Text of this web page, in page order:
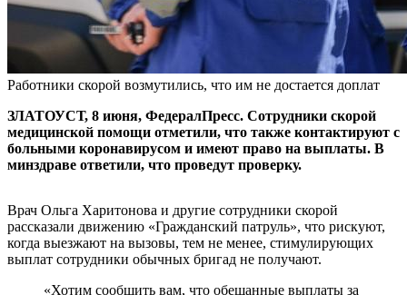
Работники скорой возмутились, что им не достается доплат
ЗЛАТОУСТ, 8 июня, ФедералПресс. Сотрудники скорой
медицинской помощи отметили, что также контактируют с
больными коронавирусом и имеют право на выплаты. В
минздраве ответили, что проведут проверку.
Врач Ольга Харитонова и другие сотрудники скорой
рассказали движению «Гражданский патруль», что рискуют,
когда выезжают на вызовы, тем не менее, стимулирующих
выплат сотрудники обычных бригад не получают.
«Хотим сообщить вам, что обещанные выплаты за